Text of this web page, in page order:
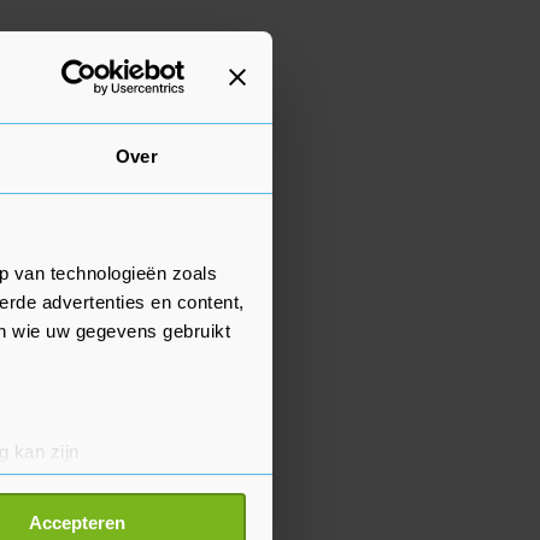
Over
van technologieën zoals
advertenties en content,
wie uw gegevens gebruikt
kan zijn
detailgedeelte
Accepteren